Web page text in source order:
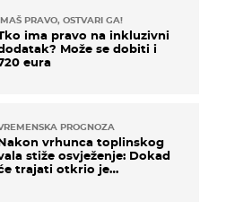
PRAVO, OSTVARI GA!
ima pravo na inkluzivni
Može se dobiti i
eura
PROGNOZA
vrhunca toplinskog
stiže osvježenje: Dokad
trajati otkrio je